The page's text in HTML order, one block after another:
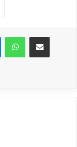
MessengerWhatsAppCompartir vía correo